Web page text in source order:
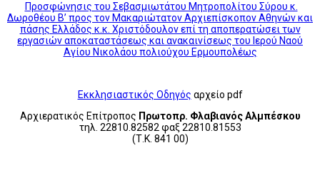
Προσφώνησις του Σεβασμιωτάτου Μητροπολίτου Σύρου κ.
Δωροθέου Β’ προς τον Μακαριώτατον Αρχιεπίσκοπον Αθηνών και
πάσης Ελλάδος κ.κ. Χριστόδουλον επί τη αποπερατώσει των
εργασιών αποκαταστάσεως και ανακαινίσεως του Ιερού Ναού
Αγίου Νικολάου πολιούχου Ερμουπολέως
Εκκλησιαστικός Οδηγός αρχείο pdf
Αρχιερατικός Επίτροπος Πρωτοπρ. Φλαβιανός Αλμπέσκου
τηλ. 22810.82582 φαξ 22810.81553
(Τ.Κ. 841 00)